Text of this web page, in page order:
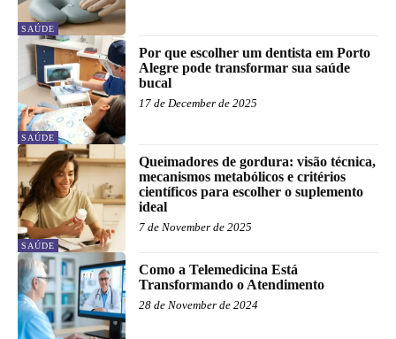
SAÚDE
SAÚDE
Por que escolher um dentista em Porto
Alegre pode transformar sua saúde
bucal
17 de December de 2025
SAÚDE
Queimadores de gordura: visão técnica,
mecanismos metabólicos e critérios
científicos para escolher o suplemento
ideal
7 de November de 2025
Como a Telemedicina Está
Transformando o Atendimento
28 de November de 2024